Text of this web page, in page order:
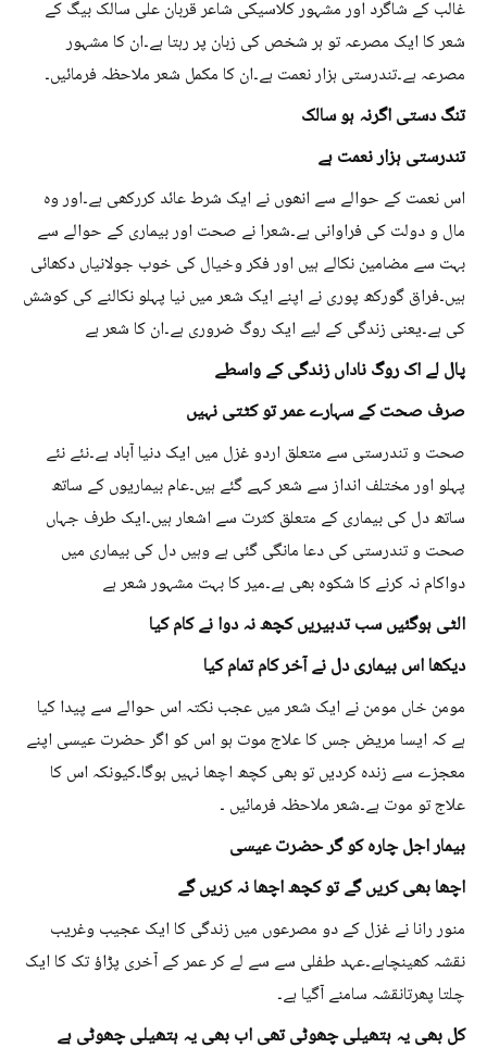
غالب کے شاگرد اور مشہور کلاسیکی شاعر قربان علی سالک بیگ کے
شعر کا ایک مصرعہ تو ہر شخص کی زبان پر رہتا ہے۔ان کا مشہور
مصرعہ ہے۔تندرستی ہزار نعمت ہے۔ان کا مکمل شعر ملاحظہ فرمائیں۔
تنگ دستی اگرنہ ہو سالک
تندرستی ہزار نعمت ہے
اس نعمت کے حوالے سے انھوں نے ایک شرط عائد کررکھی ہے۔اور وہ
مال و دولت کی فراوانی ہے۔شعرا نے صحت اور بیماری کے حوالے سے
بہت سے مضامین نکالے ہیں اور فکر وخیال کی خوب جولانیاں دکھائی
ہیں۔فراق گورکھ پوری نے اپنے ایک شعر میں نیا پہلو نکالنے کی کوشش
کی ہے۔یعنی زندگی کے لیے ایک روگ ضروری ہے۔ان کا شعر ہے
پال لے اک روگ ناداں زندگی کے واسطے
صرف صحت کے سہارے عمر تو کٹتی نہیں
صحت و تندرستی سے متعلق اردو غزل میں ایک دنیا آباد ہے۔نئے نئے
پہلو اور مختلف انداز سے شعر کہے گئے ہیں۔عام بیماریوں کے ساتھ
ساتھ دل کی بیماری کے متعلق کثرت سے اشعار ہیں۔ایک طرف جہاں
صحت و تندرستی کی دعا مانگی گئی ہے وہیں دل کی بیماری میں
دواکام نہ کرنے کا شکوہ بھی ہے۔میر کا بہت مشہور شعر ہے
الٹی ہوگئیں سب تدبیریں کچھ نہ دوا نے کام کیا
دیکھا اس بیماری دل نے آخر کام تمام کیا
مومن خاں مومن نے ایک شعر میں عجب نکتہ اس حوالے سے پیدا کیا
ہے کہ ایسا مریض جس کا علاج موت ہو اس کو اگر حضرت عیسی اپنے
معجزے سے زندہ کردیں تو بھی کچھ اچھا نہیں ہوگا۔کیونکہ اس کا
علاج تو موت ہے۔شعر ملاحظہ فرمائیں ۔
بیمار اجل چارہ کو گر حضرت عیسی
اچھا بھی کریں گے تو کچھ اچھا نہ کریں گے
منور رانا نے غزل کے دو مصرعوں میں زندگی کا ایک عجیب وغریب
نقشہ کھینچاہے۔عہد طفلی سے سے لے کر عمر کے آخری پڑاؤ تک کا ایک
چلتا پھرتانقشہ سامنے آگیا ہے۔
کل بھی یہ ہتھیلی چھوٹی تھی اب بھی یہ ہتھیلی چھوٹی ہے